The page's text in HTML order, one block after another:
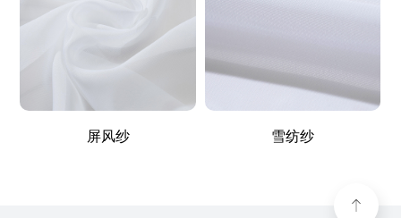
屏风纱 雪纺纱